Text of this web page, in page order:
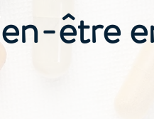
être